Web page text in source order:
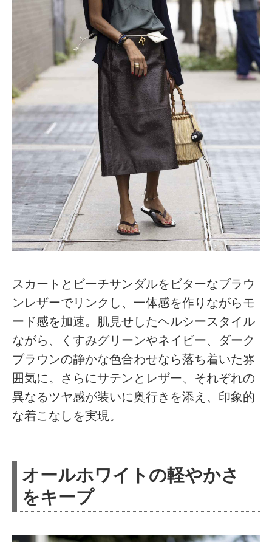
スカートとビーチサンダルをビターなブラウ
ンレザーでリンクし、一体感を作りながらモ
ード感を加速。肌見せしたヘルシースタイル
ながら、くすみグリーンやネイビー、ダーク
ブラウンの静かな色合わせなら落ち着いた雰
囲気に。さらにサテンとレザー、それぞれの
異なるツヤ感が装いに奥行きを添え、印象的
な着こなしを実現。
オールホワイトの軽やかさ
をキープ